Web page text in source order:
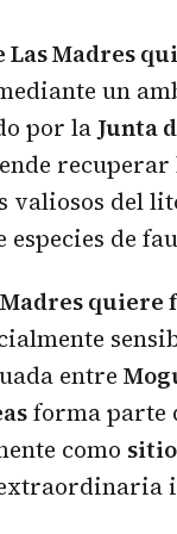
Las Madres
un
por la Junta
valiosos del
especies de
Madres
entre
forma parte
como